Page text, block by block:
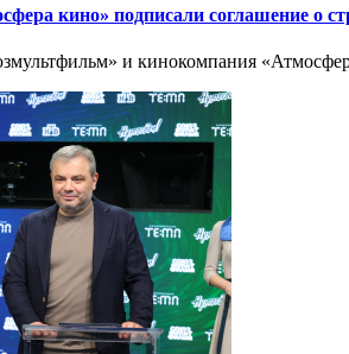
кино» подписали соглашение о
и кинокомпания